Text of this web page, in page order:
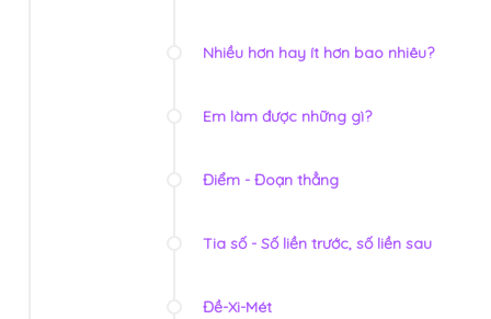
Nhiều hơn hay ít hơn bao nhiêu?
Em làm được những gì?
Điểm - Đoạn thẳng
Tia số - Số liền trước, số liền sau
Đề-Xi-Mét